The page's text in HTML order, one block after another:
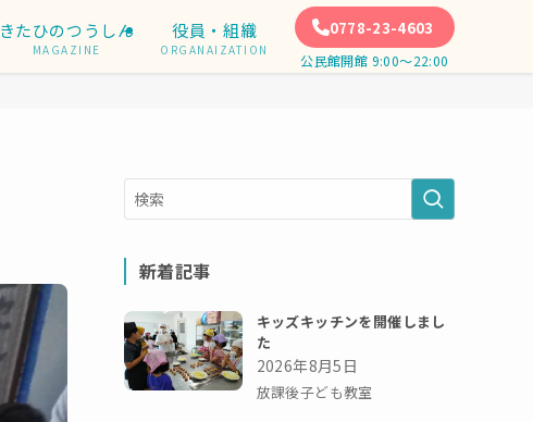
きたひのつうしん
MAGAZINE
役員・組織
ORGANAIZATION
0778-23-4603
公民館開館 9:00〜22:00
新着記事
キッズキッチンを開催しまし
た
2026年8月5日
放課後子ども教室